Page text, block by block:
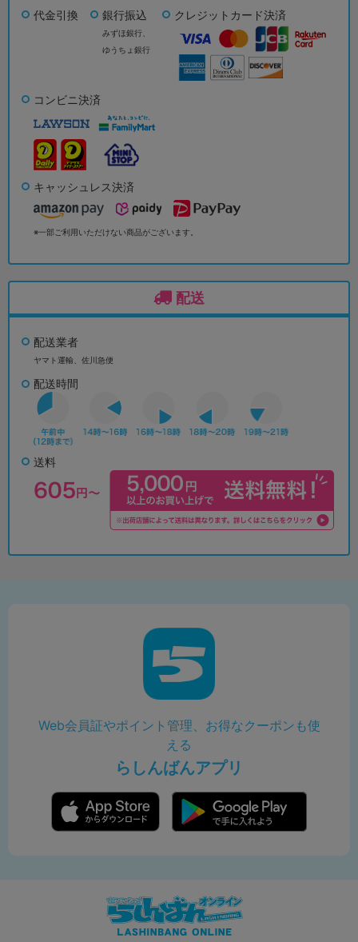
代金引換 銀行振込
みずほ銀行、
ゆうちょ銀行
クレジットカード決済
コンビニ決済
キャッシュレス決済
※一部ご利用いただけない商品がございます。
配送
配送業者
ヤマト運輸、佐川急便
配送時間
送料
Web会員証やポイント管理、お得なクーポンも使
える
らしんばんアプリ